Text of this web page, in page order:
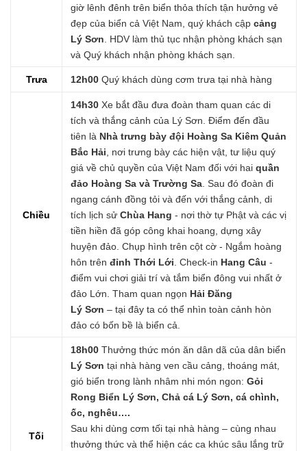
giờ lênh đênh trên biển thỏa thích tận hưởng vẻ
đẹp của biển cả Việt Nam, quý khách cậpcảng
Lý Sơn. HDV làm thủ tục nhận phòng khách sạn
và Quý khách nhận phòng khách sạn.
Trưa 12h00Quý khách dùng cơm trưa tại nhà hàng
Chiều
14h30Xe bắt đầu đưa đoàn tham quan các di
tích và thắng cảnh của Lý Sơn. Điểm đến đầu
tiên là Nhà trưng bày đội Hoàng Sa Kiêm Quản
Bắc Hải, nơi trưng bày các hiện vật, tư liệu quý
giá về chủ quyền của Việt Nam đối với haiquần
đảo Hoàng Sa và Trường Sa. Sau đó đoàn đi
ngang cánh đồng tỏi và đến với thắng cảnh, di
tích lịch sửChùa Hang - nơi thờ tự Phật và các vị
tiền hiền đã góp công khai hoang, dựng xây
huyện đảo. Chụp hình trên cột cờ - Ngắm hoàng
hôn trênđỉnh Thới Lới. Check-in Hang Câu -
điểm vui chơi giải trí và tắm biển đông vui nhất ở
đảo Lớn. Tham quan ngọn Hải Đăng
Lý Sơn – tại đây ta có thể nhìn toàn cảnh hòn
đảo có bốn bề là biển cả.
Tối
18h00Thưởng thức món ăn dân dã của dân biển
Lý Sơn tại nhà hàng ven cầu cảng, thoáng mát,
gió biển trong lành nhâm nhi món ngon:Gỏi
Rong Biển Lý Sơn, Chả cá Lý Sơn, cá chình,
ốc, nghêu….
Sau khi dùng cơm tối tại nhà hàng – cùng nhau
thưởng thức và thể hiện các ca khúc sâu lắng trữ